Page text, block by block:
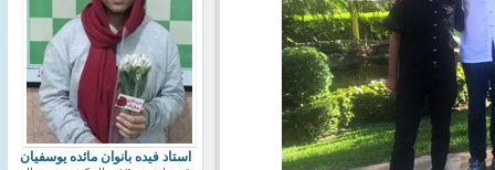
استاد فیده بانوان مائده یوسفیان